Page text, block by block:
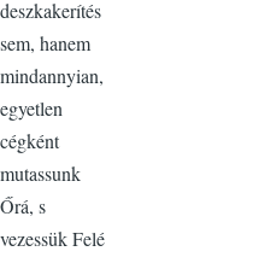
deszkakerítés
sem, hanem
mindannyian,
egyetlen
cégként
mutassunk
Őrá, s
vezessük Felé